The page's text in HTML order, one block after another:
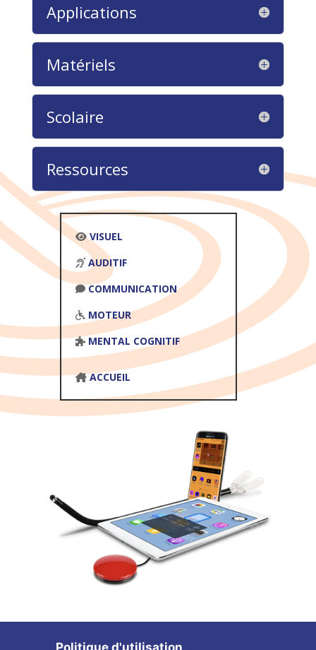
Applications
Matériels
Scolaire
Ressources
VISUEL
AUDITIF
COMMUNICATION
MOTEUR
MENTAL COGNITIF
ACCUEIL
Politique d'utilisation